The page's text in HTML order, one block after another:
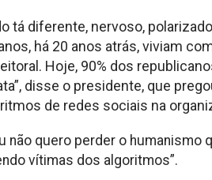
tá diferente, nervoso,
há 20 anos atrás, viviam
Hoje, 90% dos
disse o presidente, que
de redes sociais na
não quero perder o
vítimas dos algoritmos”.